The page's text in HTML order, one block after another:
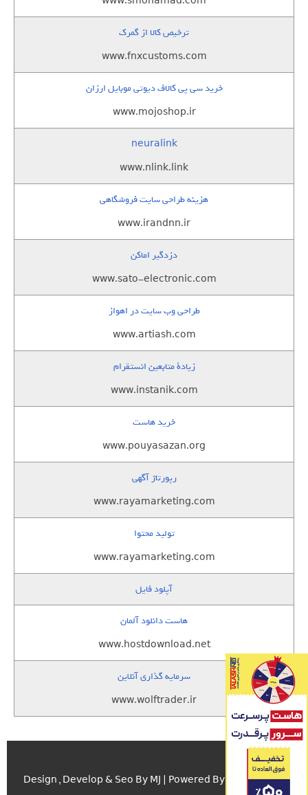
ترخیص کالا از گمرک
www.fnxcustoms.com
خرید سی پی کالاف دیوتی موبایل ارزان
www.mojoshop.ir
neuralink
www.nlink.link
هزینه طراحی سایت فروشگاهی
www.irandnn.ir
دزدگیر اماکن
www.sato-electronic.com
طراحی وب سایت در اهواز
www.artiash.com
زيادة متابعين انستقرام
www.instanik.com
خرید هاست
www.pouyasazan.org
رپورتاژ آگهی
www.rayamarketing.com
تولید محتوا
www.rayamarketing.com
آپلود فایل
هاست دانلود آلمان
www.hostdownload.net
سرمایه گذاری آنلاین
www.wolftrader.ir
Design , Develop & Seo By MJ | Powered By اسکریپت.com